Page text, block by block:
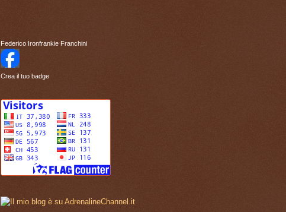
Federico Ironfrankie Franchini
Crea il tuo badge